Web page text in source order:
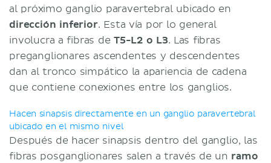
al próximo ganglio paravertebral ubicado en
dirección inferior. Esta vía por lo general
involucra a fibras de T5-L2 o L3. Las fibras
preganglionares ascendentes y descendentes
dan al tronco simpático la apariencia de cadena
que contiene conexiones entre los ganglios.
Hacen sinapsis directamente en un ganglio paravertebral
ubicado en el mismo nivel
Después de hacer sinapsis dentro del ganglio, las
fibras posganglionares salen a través de un ramo